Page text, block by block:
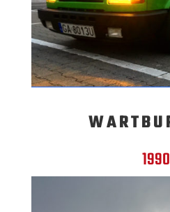
1990